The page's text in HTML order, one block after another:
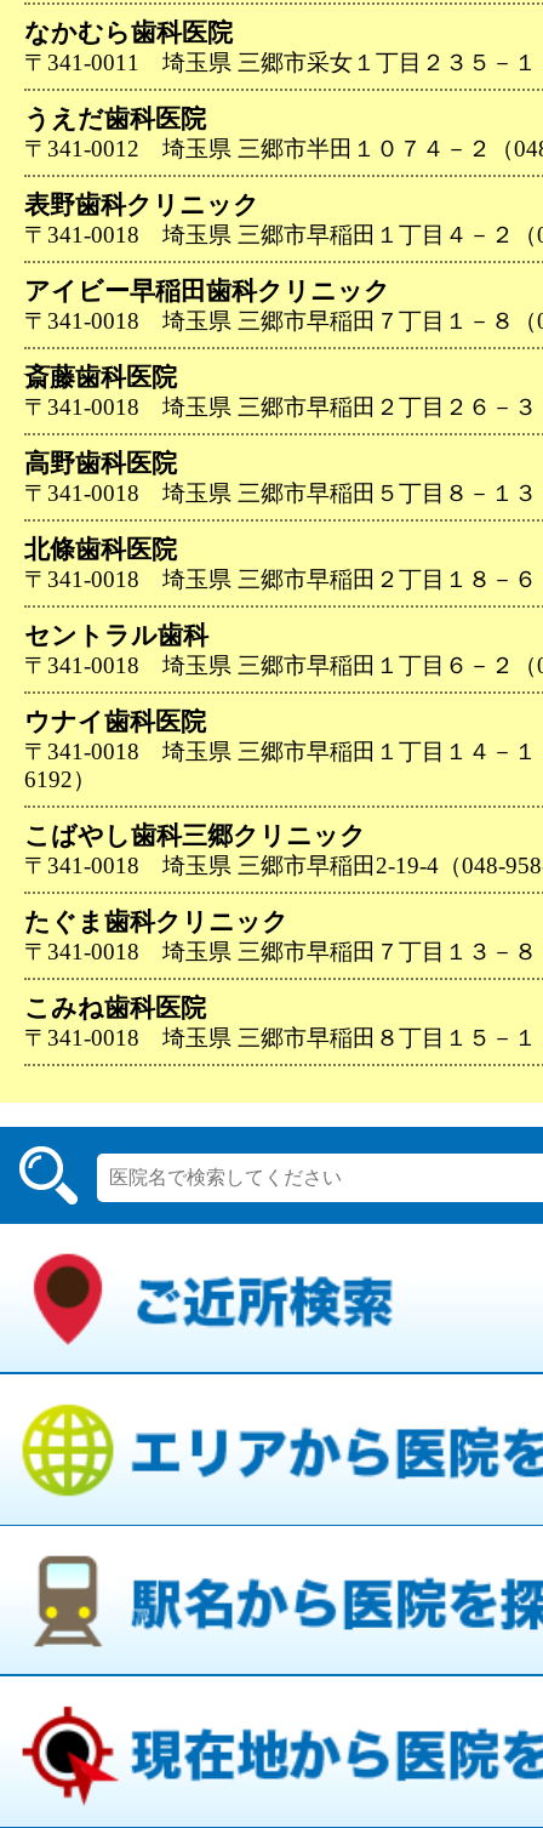
なかむら歯科医院
〒341-0011 埼玉県 三郷市采女１丁目２３５－１
うえだ歯科医院
〒341-0012 埼玉県 三郷市半田１０７４－２（
表野歯科クリニック
〒341-0018 埼玉県 三郷市早稲田１丁目４－２（
アイビー早稲田歯科クリニック
〒341-0018 埼玉県 三郷市早稲田７丁目１－８（
斎藤歯科医院
〒341-0018 埼玉県 三郷市早稲田２丁目２６－３
高野歯科医院
〒341-0018 埼玉県 三郷市早稲田５丁目８－１３
北條歯科医院
〒341-0018 埼玉県 三郷市早稲田２丁目１８－６
セントラル歯科
〒341-0018 埼玉県 三郷市早稲田１丁目６－２（
ウナイ歯科医院
〒341-0018 埼玉県 三郷市早稲田１丁目１４－１
6192）
こばやし歯科三郷クリニック
〒341-0018 埼玉県 三郷市早稲田2-19-4（048-
たぐま歯科クリニック
〒341-0018 埼玉県 三郷市早稲田７丁目１３－８
こみね歯科医院
〒341-0018 埼玉県 三郷市早稲田８丁目１５－１